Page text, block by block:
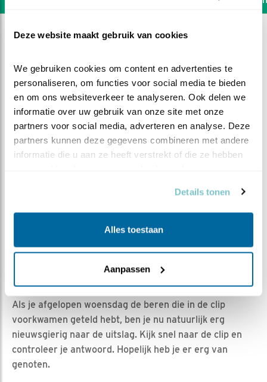
Deze website maakt gebruik van cookies
We gebruiken cookies om content en advertenties te
personaliseren, om functies voor social media te bieden
en om ons websiteverkeer te analyseren. Ook delen we
informatie over uw gebruik van onze site met onze
partners voor social media, adverteren en analyse. Deze
partners kunnen deze gegevens combineren met andere
informatie die u aan ze heeft verstrekt of die ze hebben
Details tonen
Alles toestaan
Aanpassen
Oplossing berenpuzzel
Jan-Willem BDL | Geplaatst op 3 april 2020, 6:57 |
Vind ik leuk| Bewaar dit filmpje|
931x
Als je afgelopen woensdag de beren die in de clip
voorkwamen geteld hebt, ben je nu natuurlijk erg
nieuwsgierig naar de uitslag. Kijk snel naar de clip en
controleer je antwoord. Hopelijk heb je er erg van
genoten.